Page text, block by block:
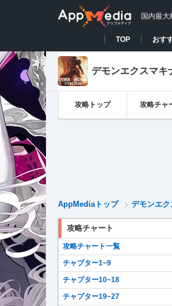
国内最大
TOP おす
デモンエクスマキ
攻略トップ 攻略チャ
AppMediaトップ デモンエ
攻略チャート
攻略チャート一覧
チャプター1~9
チャプター10~18
チャプター19~27